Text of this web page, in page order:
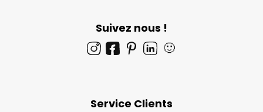
Suivez nous !
🙂
Service Clients